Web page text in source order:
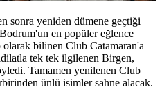
sonra yeniden dümene geçtiği
en popüler eğlence
bilinen Club Catamaran'a
tek tek ilgilenen Birgen,
Tamamen yenilenen Club
ünlü isimler sahne alacak.